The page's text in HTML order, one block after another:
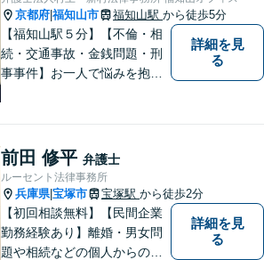
京都府 福知山市 福知山駅 から徒歩5分
【福知山駅５分】【不倫・相
続・交通事故・金銭問題・刑
事事件】お一人で悩みを抱え
詳細を見
る
前田 修平 弁護士
ルーセント法律事務所
兵庫県|宝塚市 宝塚駅 から徒歩2分
【初回相談無料】【民間企業
勤務経験あり】離婚・男女問
題や相続などの個人からのご
詳細を見
る